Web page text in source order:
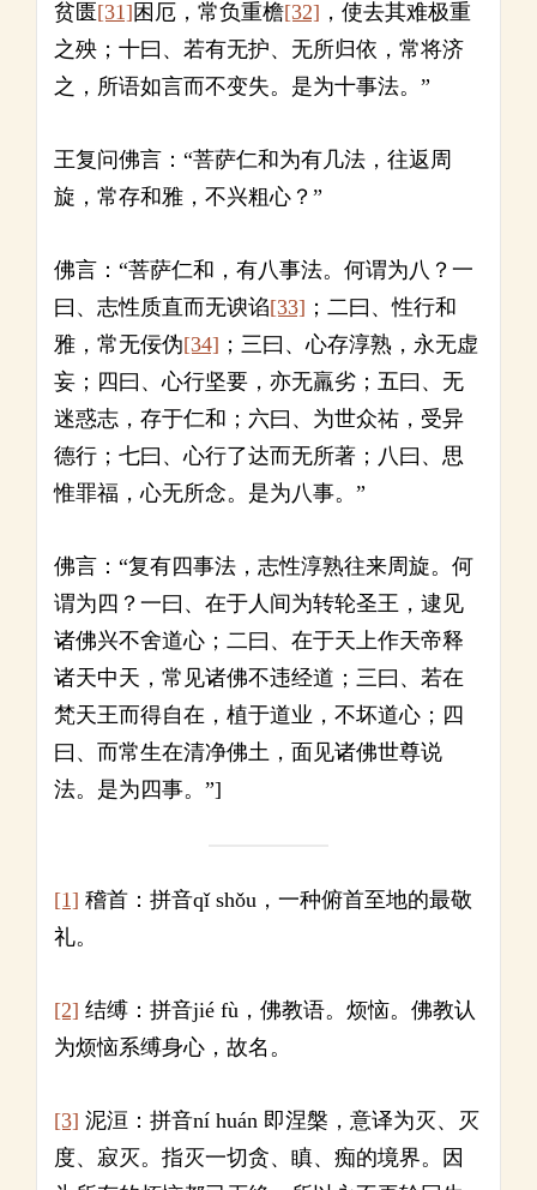
贫匮[31] 困厄，常负重檐[32] ，使去其难极重
之殃；十曰、若有无护、无所归依，常将济
之，所语如言而不变失。是为十事法。”
王复问佛言：“菩萨仁和为有几法，往返周
旋，常存和雅，不兴粗心？”
佛言：“菩萨仁和，有八事法。何谓为八？一
曰、志性质直而无谀谄[33] ；二曰、性行和
雅，常无佞伪[34] ；三曰、心存淳熟，永无虚
妄；四曰、心行坚要，亦无羸劣；五曰、无
迷惑志，存于仁和；六曰、为世众祐，受异
德行；七曰、心行了达而无所著；八曰、思
惟罪福，心无所念。是为八事。”
佛言：“复有四事法，志性淳熟往来周旋。何
谓为四？一曰、在于人间为转轮圣王，逮见
诸佛兴不舍道心；二曰、在于天上作天帝释
诸天中天，常见诸佛不违经道；三曰、若在
梵天王而得自在，植于道业，不坏道心；四
曰、而常生在清净佛土，面见诸佛世尊说
法。是为四事。”]
[1] 稽首：拼音qǐ shǒu，一种俯首至地的最敬
礼。
[2] 结缚：拼音jié fù，佛教语。烦恼。佛教认
为烦恼系缚身心，故名。
[3] 泥洹：拼音ní huán 即涅槃，意译为灭、灭
度、寂灭。指灭一切贪、瞋、痴的境界。因